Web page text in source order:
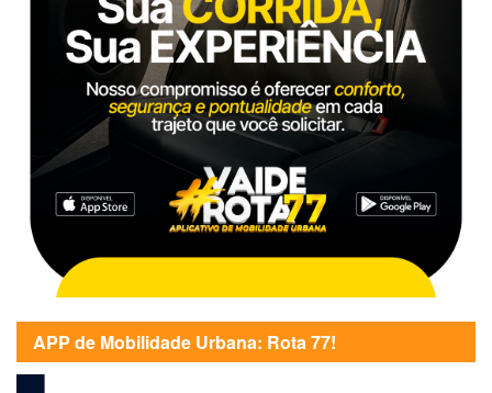
APP de Mobilidade Urbana: Rota 77!